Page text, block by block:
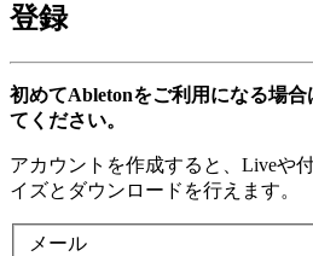
登録
初めてAbletonをご利用になる場
てください。
アカウントを作成すると、Liveや
イズとダウンロードを行えます。
メール